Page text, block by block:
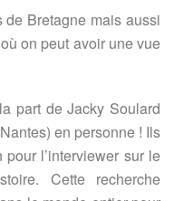
Bretagne mais aussi
on peut avoir une vue
part de Jacky Soulard
en personne ! Ils
l’interviewer sur le
Cette recherche